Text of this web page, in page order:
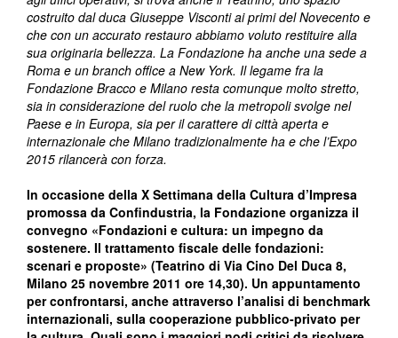
costruito dal duca Giuseppe Visconti ai primi del Novecento e
che con un accurato restauro abbiamo voluto restituire alla
sua originaria bellezza. La Fondazione ha anche una sede a
Roma e un branch office a New York. Il legame fra la
Fondazione Bracco e Milano resta comunque molto stretto,
sia in considerazione del ruolo che la metropoli svolge nel
Paese e in Europa, sia per il carattere di città aperta e
internazionale che Milano tradizionalmente ha e che l’Expo
2015 rilancerà con forza.
In occasione della X Settimana della Cultura d’Impresa
promossa da Confindustria, la Fondazione organizza il
convegno «Fondazioni e cultura: un impegno da
sostenere. Il trattamento fiscale delle fondazioni:
scenari e proposte» (Teatrino di Via Cino Del Duca 8,
Milano 25 novembre 2011 ore 14,30). Un appuntamento
per confrontarsi, anche attraverso l’analisi di benchmark
internazionali, sulla cooperazione pubblico-privato per